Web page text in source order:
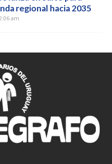
regional hacia 2035
am